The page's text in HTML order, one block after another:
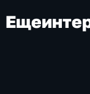
Еще